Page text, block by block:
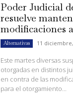
Poder Judicial
resuelve
modificaciones
Alternativas 11
Este martes diversas
otorgadas en distintos
en contra de las
para el otorgamiento...